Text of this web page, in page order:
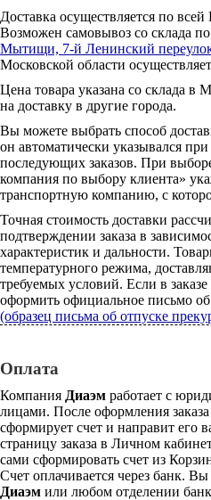
Доставка осуществляется по
Возможен самовывоз со склада по
Мытищи, 7-й Ленинский
Московской области
Цена товара указана со склада в
на доставку в другие города.
Вы можете выбрать способ
он автоматически указывался
последующих заказов. При
компания по выбору клиента»
транспортную компанию, с
Точная стоимость доставки
подтверждении заказа в
характеристик и дальности.
температурного режима,
требуемых условий. Если в
оформить официальное письмо об
(образец письма об отпуске
Оплата
Компания Диаэм работает с
лицами. После оформления заказа
сформирует счет и направит его
страницу заказа в Личном
сами сформировать счет из
Счет оплачивается через банк.
Диаэм или любом отделении